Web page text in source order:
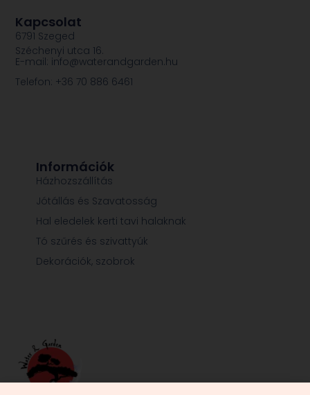
Információk
Házhozszállítás
Jótállás és Szavatosság
Hal eledelek kerti tavi halaknak
Tó szűrés és szivattyúk
Dekorációk, szobrok
Kapcsolat
6791 Szeged
Széchenyi utca 16.
E-mail: info@waterandgarden.hu
Telefon: +36 70 886 6461